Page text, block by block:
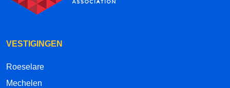
VESTIGINGEN
Roeselare
Mechelen